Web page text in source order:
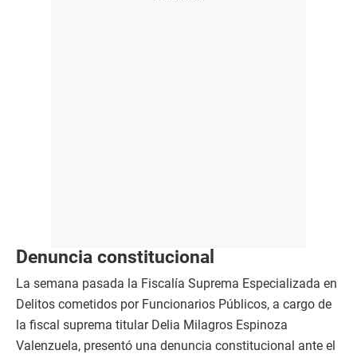
Denuncia constitucional
La semana pasada la Fiscalía Suprema Especializada en
Delitos cometidos por Funcionarios Públicos, a cargo de
la fiscal suprema titular Delia Milagros Espinoza
Valenzuela, presentó una denuncia constitucional ante el